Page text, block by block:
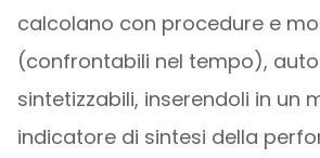
calcolano con procedure e
(confrontabili nel tempo),
sintetizzabili, inserendoli in un
indicatore di sintesi della